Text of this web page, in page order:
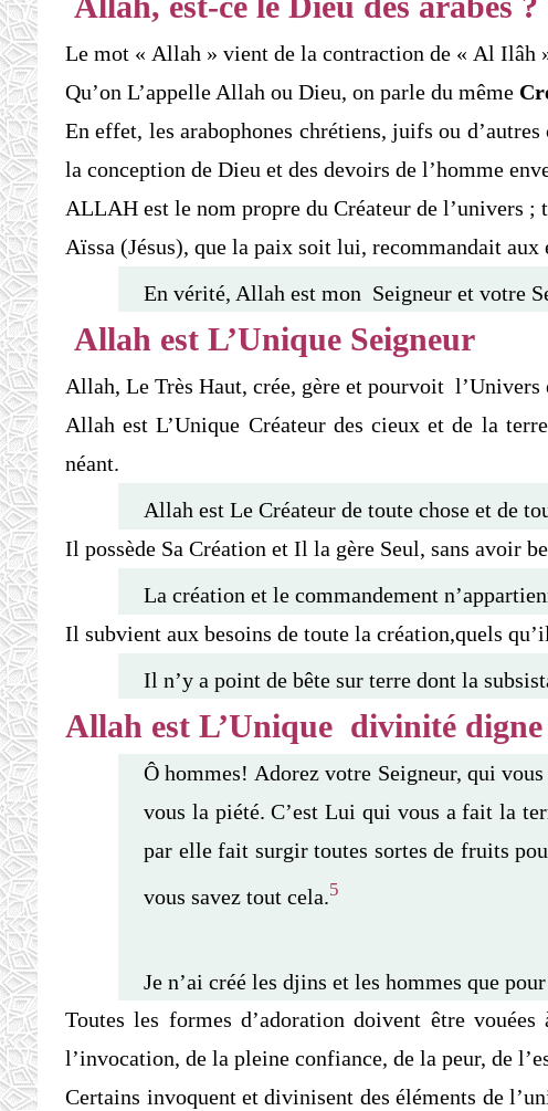
Le mot « Allah » vient de la contraction de « Al
Qu’on L’appelle Allah ou Dieu, on parle du même
En effet, les arabophones chrétiens, juifs ou
la conception de Dieu et des devoirs de l’homme
ALLAH est le nom propre du Créateur de l’univers ;
Aïssa (Jésus), que la paix soit lui, recommandait aux
En vérité, Allah est mon Seigneur et votre
Allah est L’Unique Seigneur
Allah, Le Très Haut, crée, gère et pourvoit l’Univers
Allah est L’Unique Créateur des cieux et de la
néant.
Allah est Le Créateur de toute chose et de
Il possède Sa Création et Il la gère Seul, sans avoir
La création et le commandement
Il subvient aux besoins de toute la création,quels
Il n’y a point de bête sur terre dont la
Allah est L’Unique divinité digne
Ô hommes! Adorez votre Seigneur, qui
vous la piété. C’est Lui qui vous a fait la
par elle fait surgir toutes sortes de fruits
vous savez tout cela.5
Je n’ai créé les djins et les hommes que
Toutes les formes d’adoration doivent être
l’invocation, de la pleine confiance, de la peur, de
Certains invoquent et divinisent des éléments de